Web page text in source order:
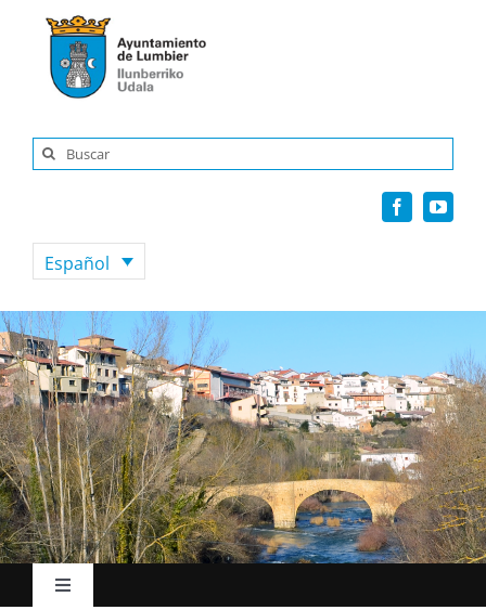
Saltar
contenido
Buscar:
Español
Toggle